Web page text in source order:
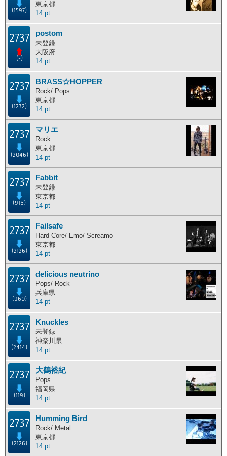
(1597)
東京都
14 pt
2737
(-)
postom
未登録
大阪府
14 pt
2737
(1232)
BRASS☆HOPPER
Rock/ Pops
東京都
14 pt
2737
(2046)
マリエ
Rock
東京都
14 pt
2737
(916)
Fabbit
未登録
東京都
14 pt
2737
(2126)
Failsafe
Hard Core/ Emo/ Screamo
東京都
14 pt
2737
(960)
delicious neutrino
Pops/ Rock
兵庫県
14 pt
2737
(2414)
Knuckles
未登録
神奈川県
14 pt
2737
(119)
大鶴裕紀
Pops
福岡県
14 pt
2737
(2126)
Humming Bird
Rock/ Metal
東京都
14 pt